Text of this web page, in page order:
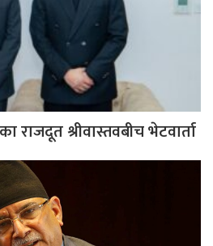
राजदूत श्रीवास्तवबीच भेटवार्ता